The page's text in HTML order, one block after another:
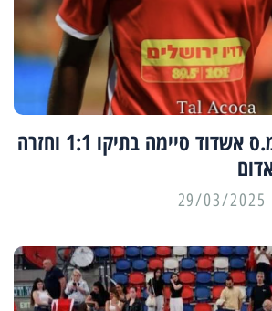
מסובכים, שוב: מ.ס אשדוד סיימה בתיקו 1:1 וחזרה